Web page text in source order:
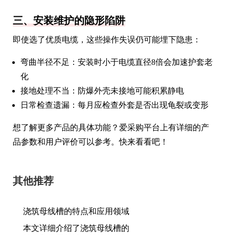
三、安装维护的隐形陷阱
即使选了优质电缆，这些操作失误仍可能埋下隐患：
弯曲半径不足：安装时小于电缆直径8倍会加速护套老
化
接地处理不当：防爆外壳未接地可能积累静电
日常检查遗漏：每月应检查外套是否出现龟裂或变形
想了解更多产品的具体功能？爱采购平台上有详细的产
品参数和用户评价可以参考。快来看看吧！
其他推荐
浇筑母线槽的特点和应用领域
本文详细介绍了浇筑母线槽的